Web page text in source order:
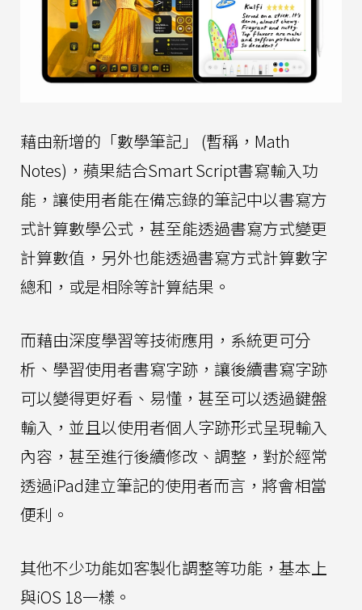
藉由新增的「數學筆記」 (暫稱，Math
Notes)，蘋果結合Smart Script書寫輸入功
能，讓使用者能在備忘錄的筆記中以書寫方
式計算數學公式，甚至能透過書寫方式變更
計算數值，另外也能透過書寫方式計算數字
總和，或是相除等計算結果。
而藉由深度學習等技術應用，系統更可分
析、學習使用者書寫字跡，讓後續書寫字跡
可以變得更好看、易懂，甚至可以透過鍵盤
輸入，並且以使用者個人字跡形式呈現輸入
內容，甚至進行後續修改、調整，對於經常
透過iPad建立筆記的使用者而言，將會相當
便利。
其他不少功能如客製化調整等功能，基本上
與iOS 18一樣。